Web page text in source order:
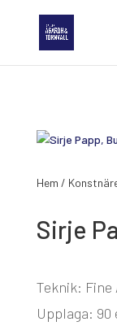
Hem /
Sirje
Teknik:
Upplaga: 90